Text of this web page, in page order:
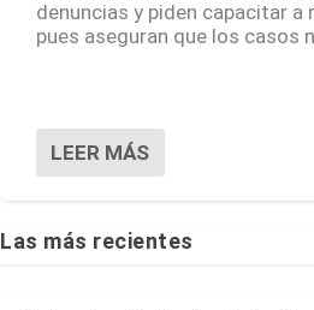
denuncias y piden capacitar
pues aseguran que los casos
LEER MÁS
Las más recientes